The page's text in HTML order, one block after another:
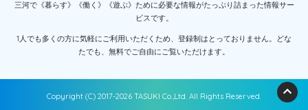
三河で《暮らす》《働く》《遊ぶ》ために必要な情報がたっぷり詰まった情報サー
ビスです。
1人でも多くの方に気軽にご利用いただくため、登録制はとっておりません。どな
たでも、無料でご自由にご覧いただけます。
Copyright (C) 2017-2026 TASUKI Co.,Ltd. All Rights Reserved.